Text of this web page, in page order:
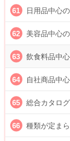
日用品中心
美容品中心
飲食料品中
自社商品中
総合カタロ
種類が定ま